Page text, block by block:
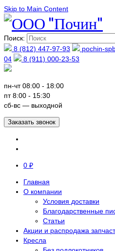
Skip to Main Content
Поиск:
8 (812) 447-97-93
pochin-
04
8 (911) 000-23-53
пн-чт 08:00 - 18:00
пт 8:00 - 15:30
сб-вс — выходной
Заказать звонок
0 ₽
Главная
О компании
Условия доставки
Благодарственные
Статьи
Акции и распродажа
Кресла